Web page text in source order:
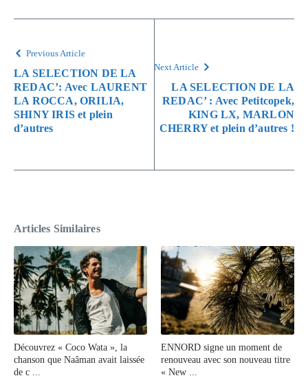
Previous Article
LA SELECTION DE LA
REDAC’: Avec LAURENT
LA ROCCA, ORILIA,
SHINY IRIS et plein
d’autres
Next Article
LA SELECTION DE LA
REDAC’ : Avec Petitcopek,
KING LX, MARLON
CHERRY et plein d’autres !
Articles Similaires
Découvrez « Coco Wata », la
chanson que Naâman avait laissée
de c ...
ENNORD signe un moment de
renouveau avec son nouveau titre
« New ...